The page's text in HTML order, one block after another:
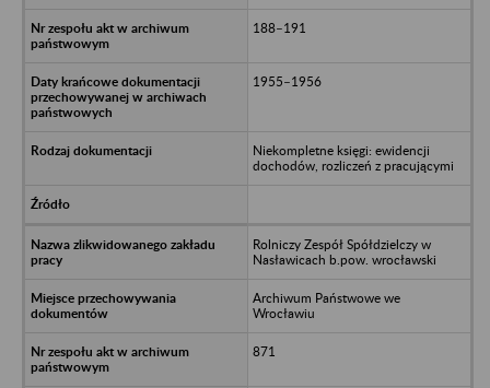
188–191
1955–1956
Niekompletne księgi: ewidencji
dochodów, rozliczeń z pracującymi
Rolniczy Zespół Spółdzielczy w
Nasławicach b.pow. wrocławski
Archiwum Państwowe we
Wrocławiu
871